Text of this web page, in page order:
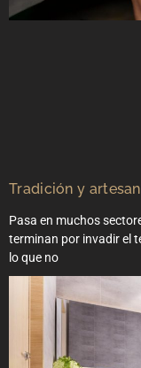
Tradición y
Pasa en muchos
terminan por invadir el
lo que no